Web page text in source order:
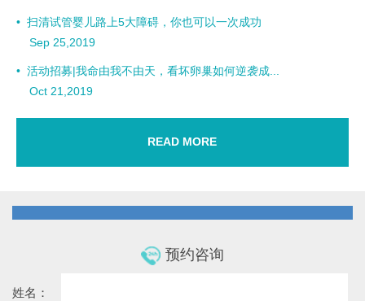
•扫清试管婴儿路上5大障碍，你也可以一次成功
Sep 25,2019
•活动招募|我命由我不由天，看坏卵巢如何逆袭成...
Oct 21,2019
READ MORE
预约咨询
姓名：